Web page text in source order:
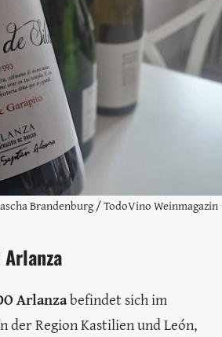
Brandenburg / TodoVino Weinmagazin
Arlanzabefindet sich im
der Region Kastilien und León,